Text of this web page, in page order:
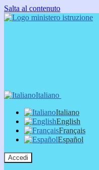
Salta al contenuto
Italiano
Italiano
English
Français
Español
Accedi